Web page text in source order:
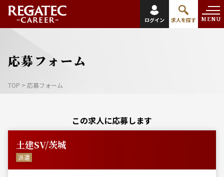
ログイン 求人を探す MENU
応募フォーム
TOP > 応募フォーム
この求人に応募します
土建SV/茨城
派遣